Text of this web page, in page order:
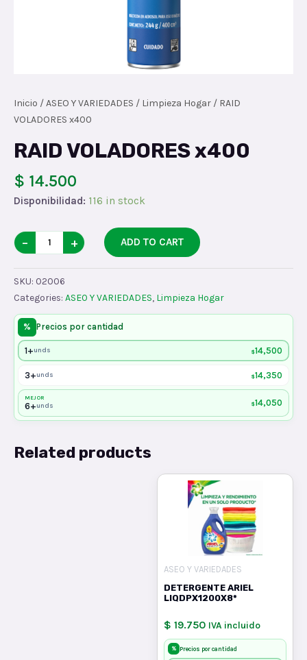
Inicio /ASEO Y VARIEDADES / Limpieza Hogar / RAID
VOLADORES x400
RAID VOLADORES x400
$ 14.500
Disponibilidad: 116 in stock
RAID
VOLADORES
x400
quantity
− + ADD TO CART
SKU: 02006
Categories: ASEO Y VARIEDADES, Limpieza Hogar
% Precios por cantidad
1+unds $14,500
3+unds $14,350
MEJOR
6+unds $14,050
Related products
ASEO Y VARIEDADES
DETERGENTE ARIEL
LIQDPX1200X8*
$ 19.750 IVA incluido
% Precios por cantidad